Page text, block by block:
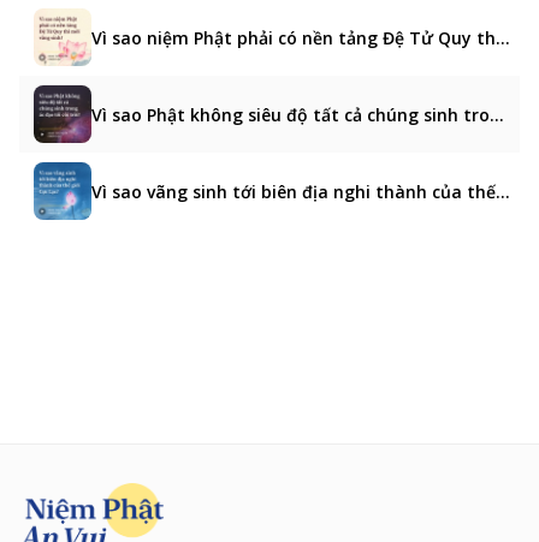
Vì sao niệm Phật phải có nền tảng Đệ Tử Quy thì mới vãng sinh?
Vì sao Phật không siêu độ tất cả chúng sinh trong ác đạo tới cõi trời?
Vì sao vãng sinh tới biên địa nghi thành của thế giới Cực Lạc?